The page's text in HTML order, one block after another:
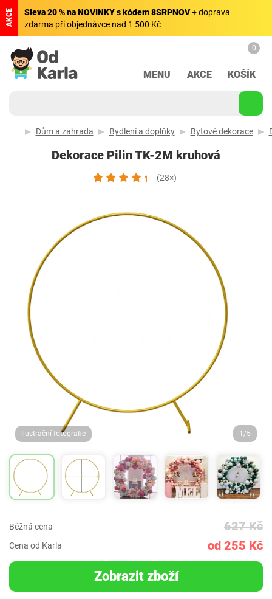
AKCE Sleva 20 % na NOVINKY s kódem 8SRPNOV+ doprava
zdarma při objednávce nad 1 500 Kč
MENU AKCE
0
KOŠÍK
Dům a zahrada Bydlení a doplňky Bytové dekorace
Dekorace Pilin TK-2M kruhová
(28×)
Ilustrační fotografie 1/5
Běžná cena 627 Kč
Cena od Karla od 255 Kč
Zobrazit zboží